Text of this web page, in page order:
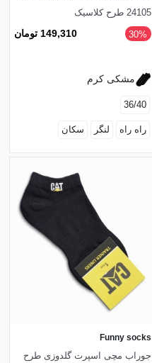
24105 طرح کلاسیک
‎30% 149,310 تومان
مشکی کرم
36/40
راه راه لنگر سکان
Funny socks
جوراب مچی اسپرت گلدوزی طرح